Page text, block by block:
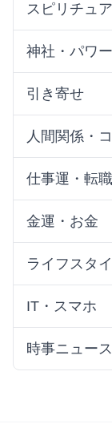
スピリチュ
神社・パワ
引き寄せ
人間関係・
仕事運・転職
金運・お金
ライフスタ
IT・スマホ
時事ニュース